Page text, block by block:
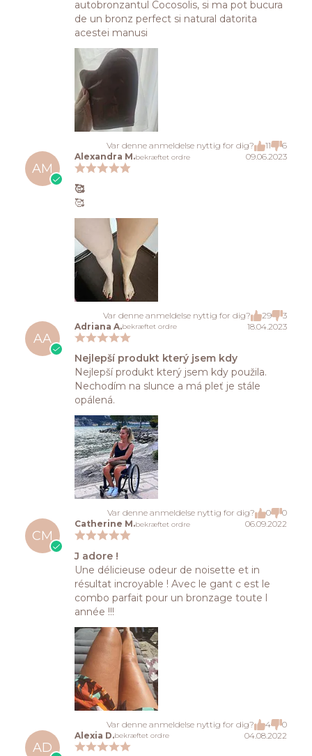
autobronzantul Cocosolis, si ma pot bucura
de un bronz perfect si natural datorita
acestei manusi
Var denne anmeldelse nyttig for dig? 11 6
AM
Alexandra M.bekræftet ordre 09.06.2023
🥰
🥰
Var denne anmeldelse nyttig for dig? 29 3
AA
Adriana A.bekræftet ordre 18.04.2023
Nejlepší produkt který jsem kdy
Nejlepší produkt který jsem kdy použila.
Nechodím na slunce a má pleť je stále
opálená.
Var denne anmeldelse nyttig for dig? 0 0
CM
Catherine M.bekræftet ordre 06.09.2022
J adore !
Une délicieuse odeur de noisette et in
résultat incroyable ! Avec le gant c est le
combo parfait pour un bronzage toute l
année !!!
Var denne anmeldelse nyttig for dig? 4 0
AD
Alexia D.bekræftet ordre 04.08.2022